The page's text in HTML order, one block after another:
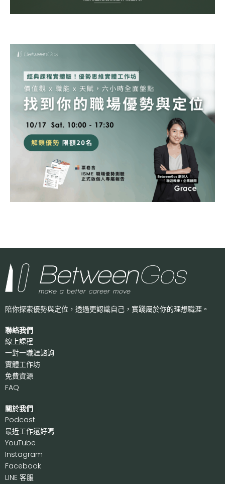
陪你探索優勢與定位，透過更認識自己， 實踐屬於你的理想職涯。
聯絡我們
線上課程
一對一職涯諮詢
實體工作坊
免費資源
FAQ
關於我們
Podcast
最近工作還好嗎
YouTube
Instagram
Facebook
LINE 客服